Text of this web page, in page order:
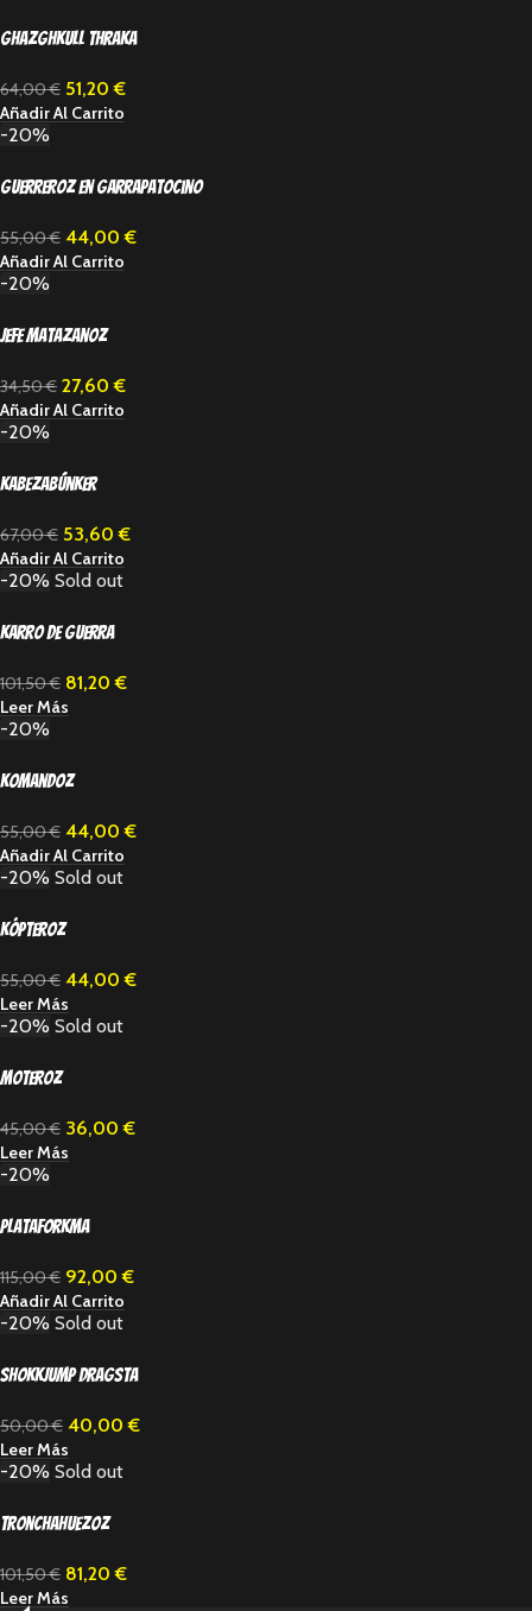
Ghazghkull Thraka
64,00€ 51,20€
Añadir Al Carrito
-20%
Guerreroz en garrapatocino
55,00€ 44,00€
Añadir Al Carrito
-20%
Jefe Matazanoz
34,50€ 27,60€
Añadir Al Carrito
-20%
Kabezabúnker
67,00€ 53,60€
Añadir Al Carrito
-20% Sold out
Karro de guerra
101,50€ 81,20€
Leer Más
-20%
Komandoz
55,00€ 44,00€
Añadir Al Carrito
-20% Sold out
Kópteroz
55,00€ 44,00€
Leer Más
-20% Sold out
Moteroz
45,00€ 36,00€
Leer Más
-20%
Plataforkma
115,00€ 92,00€
Añadir Al Carrito
-20% Sold out
Shokkjump Dragsta
50,00€ 40,00€
Leer Más
-20% Sold out
Tronchahuezoz
101,50€ 81,20€
Leer Más